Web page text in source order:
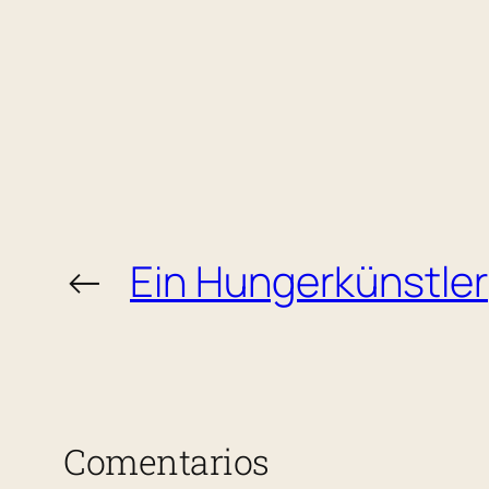
← Ein Hungerkünstler
Comentarios